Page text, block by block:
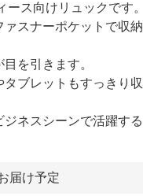
ース向けリュックです。
スナーポケットで収納
を引きます。
ブレットもすっきり収
ネスシーンで活躍する
届け予定